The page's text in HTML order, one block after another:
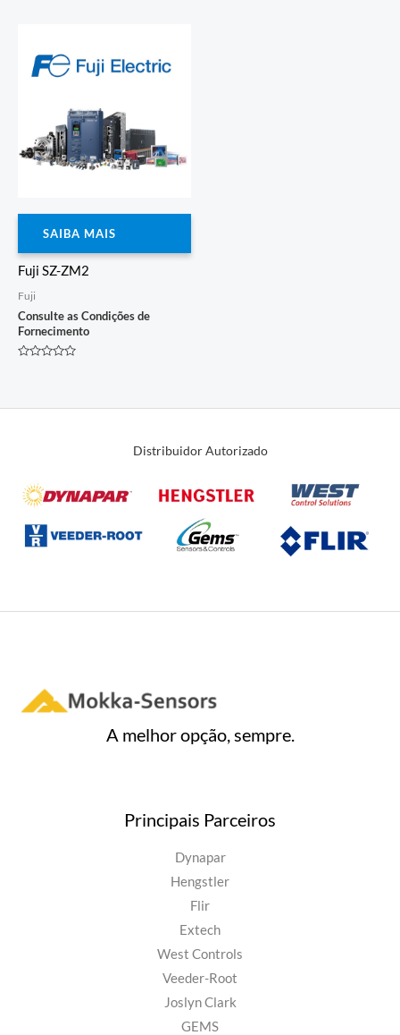
SAIBA MAIS
Fuji SZ-ZM2
Fuji
Consulte as Condições de
Fornecimento
Distribuidor Autorizado
A melhor opção, sempre.
Principais Parceiros
Dynapar
Hengstler
Flir
Extech
West Controls
Veeder-Root
Joslyn Clark
GEMS